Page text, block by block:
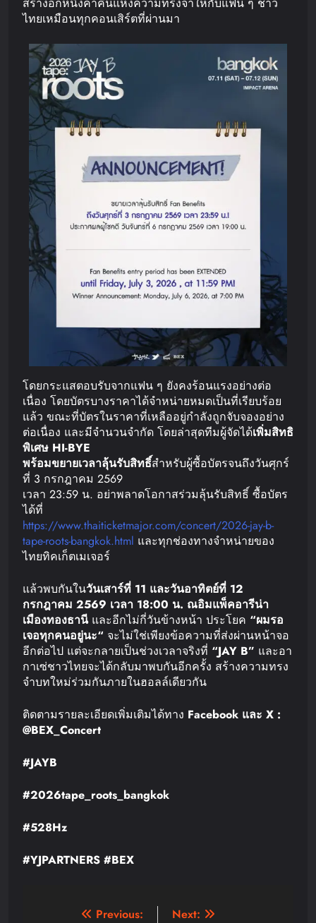
ไทยเหมือนทุกคอนเสิร์ตที่ผ่านมา
โดยกระแสตอบรับจากแฟน ๆ ยังคงร้อนแรงอย่างต่อ
เนื่อง โดยบัตรบางราคาได้จำหน่ายหมดเป็นที่เรียบร้อย
แล้ว ขณะที่บัตรในราคาที่เหลืออยู่กำลังถูกจับจองอย่าง
ต่อเนื่อง และมีจำนวนจำกัด โดยล่าสุดทีมผู้จัดได้เพิ่มสิทธิ
พิเศษ HI-BYE
พร้อมขยายเวลาลุ้นรับสิทธิ์สำหรับผู้ซื้อบัตรจนถึงวันศุกร์
ที่ 3 กรกฎาคม 2569
เวลา 23:59 น. อย่าพลาดโอกาสร่วมลุ้นรับสิทธิ์ ซื้อบัตร
ได้ที่
https://www.thaiticketmajor.com/concert/2026-jay-b-
tape-roots-bangkok.html และทุกช่องทางจำหน่ายของ
ไทยทิคเก็ตเมเจอร์
แล้วพบกันในวันเสาร์ที่ 11 และวันอาทิตย์ที่ 12
กรกฎาคม 2569 เวลา 18:00 น. ณอิมแพ็คอารีน่า
เมืองทองธานีและอีกไม่กี่วันข้างหน้า ประโยค “ผมรอ
เจอทุกคนอยู่นะ“ จะไม่ใช่เพียงข้อความที่ส่งผ่านหน้าจอ
อีกต่อไป แต่จะกลายเป็นช่วงเวลาจริงที่ “JAY B” และอา
กาเซ่ชาวไทยจะได้กลับมาพบกันอีกครั้ง สร้างความทรง
จำบทใหม่ร่วมกันภายในฮอลล์เดียวกัน
ติดตามรายละเอียดเพิ่มเติมได้ทาง Facebook และ X :
@BEX_Concert
#JAYB
#2026tape_roots_bangkok
#528Hz
#YJPARTNERS #BEX
Previous:
Next: